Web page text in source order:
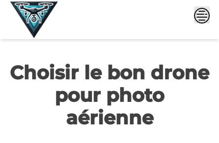
Skip
Choisir le bon drone
pour photo
aérienne